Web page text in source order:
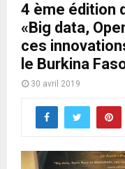
4 ème édition
«Big data,
ces
le Burkina
30 avril 2019